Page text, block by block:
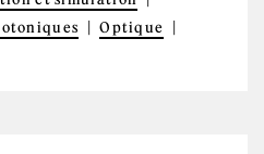
Optique